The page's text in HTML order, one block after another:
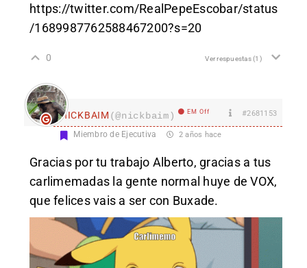
https://twitter.com/RealPepeEscobar/status
/1689987762588467200?s=20
0 Ver respuestas(1)
nICKBAIM (@nickbaim) EM Off #2681153
Miembro de Ejecutiva 2 años hace
Gracias por tu trabajo Alberto, gracias a tus
carlimemadas la gente normal huye de VOX,
que felices vais a ser con Buxade.